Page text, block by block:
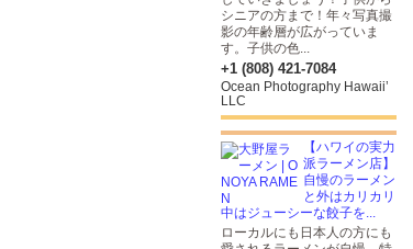
シニアの方まで！年々写真撮
影の年齢層が広がっていま
す。子供の色...
+1 (808) 421-7084
Ocean Photography Hawaii’
LLC
【ハワイの実力
派ラーメン店】
自慢のラーメン
と外はカリカリ
中はジューシーな餃子を...
ローカルにも日本人の方にも